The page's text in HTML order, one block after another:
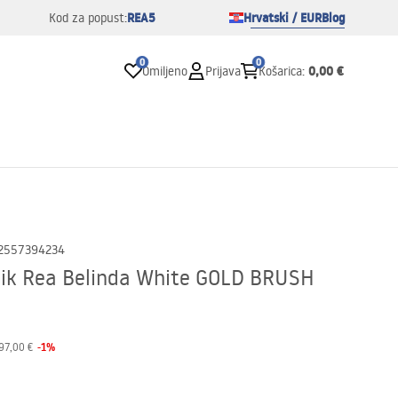
Kod za popust:REA5 Hrvatski / EURBlog
0
Omiljeno Prijava
0
Košarica: 0,00 €
Rea Belinda White GOLD BRUSH
€ -1%